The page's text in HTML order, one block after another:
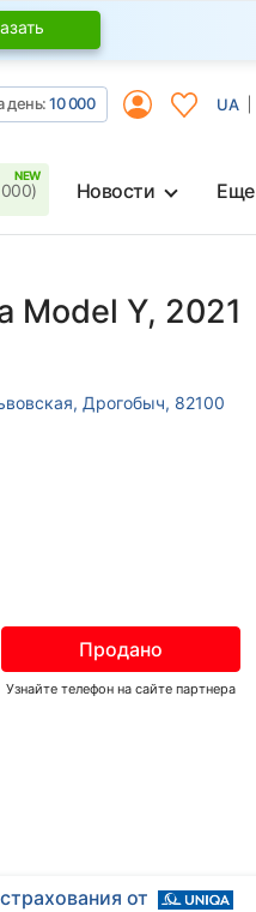
день:10 000 UA
Новости Еще
Model Y, 2021
Дрогобыч, 82100
Продано
Узнайте телефон на сайте партнера
от